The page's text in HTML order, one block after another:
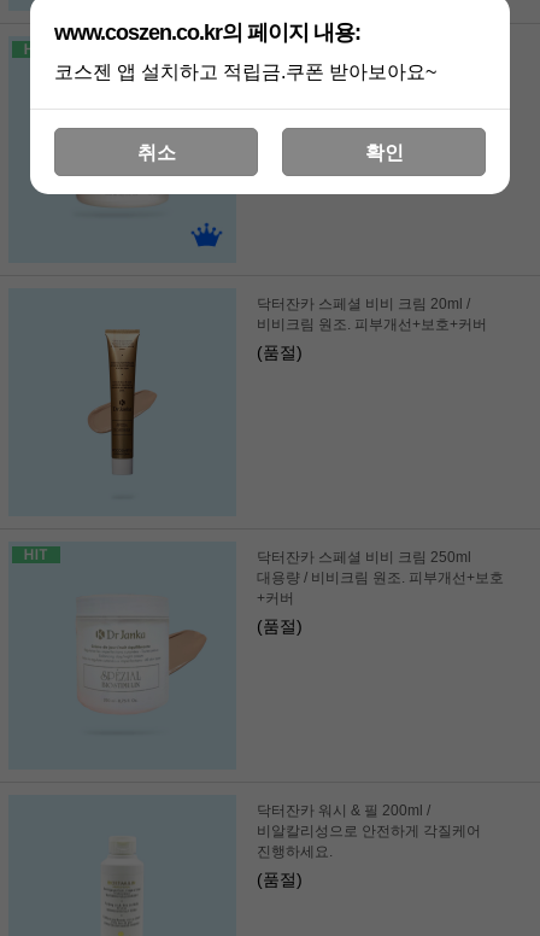
건조동반 문제성 피부 빠른 안정
닥터잔카 스페셜 비비 크림 20ml /
비비크림 원조. 피부개선+보호+커버
(품절)
닥터잔카 스페셜 비비 크림 250ml
대용량 / 비비크림 원조. 피부개선+보호
+커버
(품절)
닥터잔카 워시 & 필 200ml /
비알칼리성으로 안전하게 각질케어
진행하세요.
(품절)
www.coszen.co.kr의 페이지 내용:
코스젠 앱 설치하고 적립금.쿠폰 받아보아요~
취소 확인